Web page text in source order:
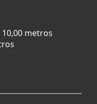
metros